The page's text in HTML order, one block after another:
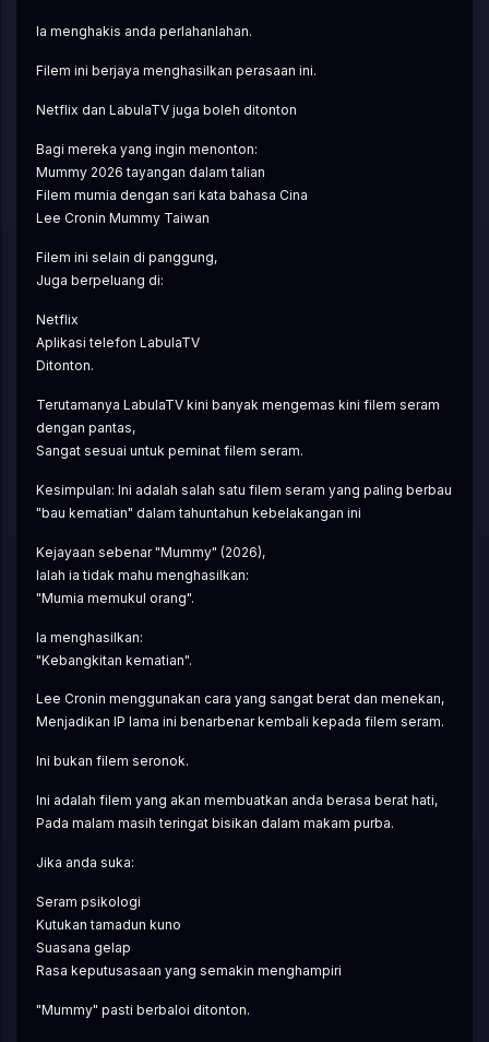
Ia menghakis anda perlahanlahan.
Filem ini berjaya menghasilkan perasaan ini.
Netflix dan LabulaTV juga boleh ditonton
Bagi mereka yang ingin menonton:
Mummy 2026 tayangan dalam talian
Filem mumia dengan sari kata bahasa Cina
Lee Cronin Mummy Taiwan
Filem ini selain di panggung,
Juga berpeluang di:
Netflix
Aplikasi telefon LabulaTV
Ditonton.
Terutamanya LabulaTV kini banyak mengemas kini filem seram
dengan pantas,
Sangat sesuai untuk peminat filem seram.
Kesimpulan: Ini adalah salah satu filem seram yang paling berbau
"bau kematian" dalam tahuntahun kebelakangan ini
Kejayaan sebenar "Mummy" (2026),
Ialah ia tidak mahu menghasilkan:
"Mumia memukul orang".
Ia menghasilkan:
"Kebangkitan kematian".
Lee Cronin menggunakan cara yang sangat berat dan menekan,
Menjadikan IP lama ini benarbenar kembali kepada filem seram.
Ini bukan filem seronok.
Ini adalah filem yang akan membuatkan anda berasa berat hati,
Pada malam masih teringat bisikan dalam makam purba.
Jika anda suka:
Seram psikologi
Kutukan tamadun kuno
Suasana gelap
Rasa keputusasaan yang semakin menghampiri
"Mummy" pasti berbaloi ditonton.